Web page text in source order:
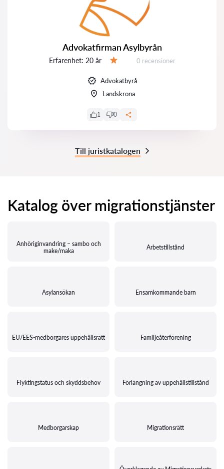
Advokatfirman Asylbyrån
Erfarenhet: 20 år Recensioner:
0 recensioner
Advokatbyrå
Landskrona
1 0
Till juristkatalogen
Katalog över migrationstjänster
Anhöriginvandring – sambo och
make/maka
Arbetstillstånd
Asylansökan Ensamkommande barn
EU/EES-medborgares uppehållsrätt Familjeåterförening
Flyktingstatus och skyddsbehov Förlängning av uppehållstillstånd
Medborgarskap Migrationsrätt